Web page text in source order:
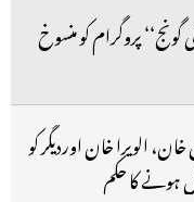
پروگرام کو منسوخ
الویرا خان اوردیگر کو